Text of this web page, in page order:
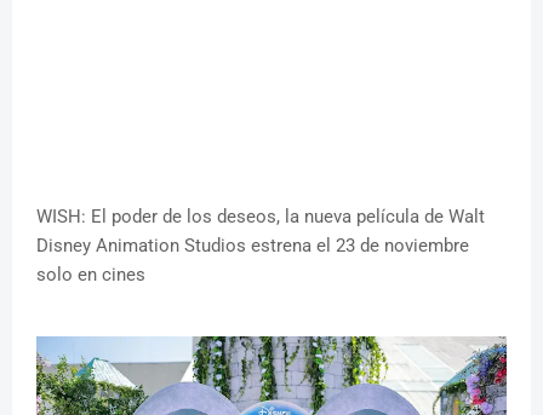
WISH: El poder de los deseos, la nueva película de Walt
Disney Animation Studios estrena el 23 de noviembre
solo en cines